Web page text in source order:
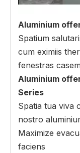
Aluminium
Spatium
cum eximiis
fenestras
Aluminium
Series
Spatia tua viva
nostro
Maximize
faciens